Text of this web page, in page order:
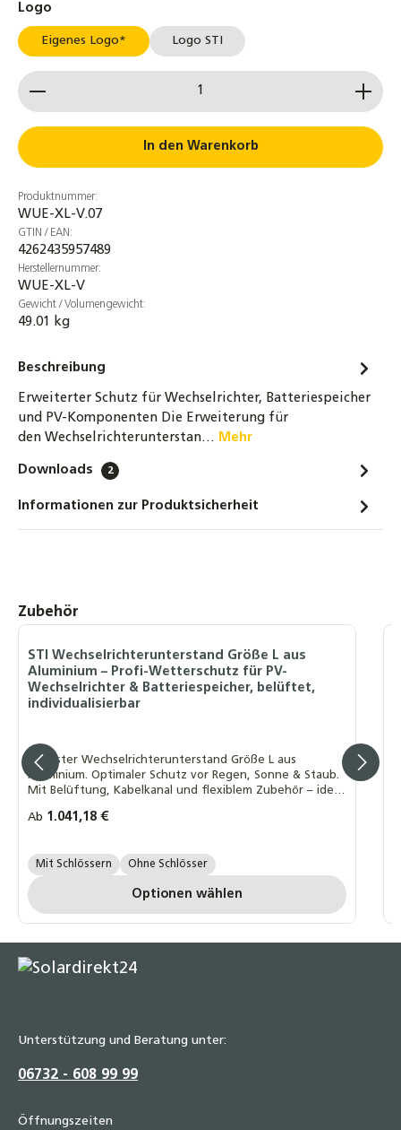
Logo
Eigenes Logo* Logo STI
Produkt Anzahl: Gib den gewünschten Wert ein
In den Warenkorb
Produktnummer:
WUE-XL-V.07
GTIN / EAN:
4262435957489
Herstellernummer:
WUE-XL-V
Gewicht / Volumengewicht:
49.01 kg
Beschreibung
Erweiterter Schutz für Wechselrichter, Batteriespeicher
und PV-Komponenten Die Erweiterung für
den Wechselrichterunterstan… Mehr
Downloads 2
Informationen zur Produktsicherheit
Produktgalerie überspringen
Zubehör
STI Wechselrichterunterstand Größe L aus
Aluminium – Profi-Wetterschutz für PV-
Wechselrichter & Batteriespeicher, belüftet,
individualisierbar
Robuster Wechselrichterunterstand Größe L aus
Aluminium. Optimaler Schutz vor Regen, Sonne & Staub.
Mit Belüftung, Kabelkanal und flexiblem Zubehör – ideal
Regulärer Preis:
Ab 1.041,18 €
3er-Set Schlösser:
Mit Schlössern Ohne Schlösser
Optionen wählen
Unterstützung und Beratung unter:
06732 - 608 99 99
Öffnungszeiten